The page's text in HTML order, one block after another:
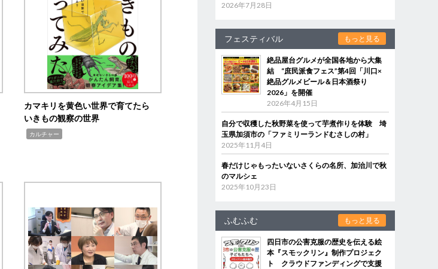
カマキリを黄色い世界で育てたら
いきもの観察の世界
カルチャー
2026年7月28日
フェスティバル もっと見る
絶品屋台グルメが全国各地から大集
結 “庶民派食フェス”第4回「川口×
絶品グルメビール＆日本酒祭り
2026」を開催
2026年4月15日
自分で収穫した秋野菜を使って芋煮作りを体験 埼
玉県加須市の「ファミリーランドむさしの村」
2025年11月4日
春だけじゃもったいないさくらの名所、加治川で秋
のマルシェ
2025年10月23日
ふむふむ もっと見る
四日市の公害克服の歴史を伝える絵
本『スモックリン』制作プロジェク
ト クラウドファンディングで支援